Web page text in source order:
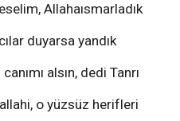
Allahaısmarladık
duyarsa yandık
alsın, dedi Tanrı
o yüzsüz herifleri